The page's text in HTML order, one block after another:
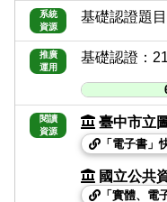
系統
資源
基礎認證題
推廣
運用
基礎認證：
閱讀
資源
臺中市立
「電子書」
國立公共
「實體、電